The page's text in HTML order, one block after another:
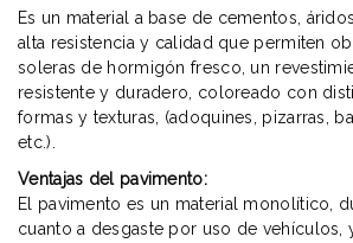
Es un material a base de cementos,
alta resistencia y calidad que permiten
soleras de hormigón fresco, un
resistente y duradero, coloreado con
formas y texturas, (adoquines, pizarras,
etc.).
Ventajas del pavimento:
El pavimento es un material monolítico,
cuanto a desgaste por uso de vehículos,